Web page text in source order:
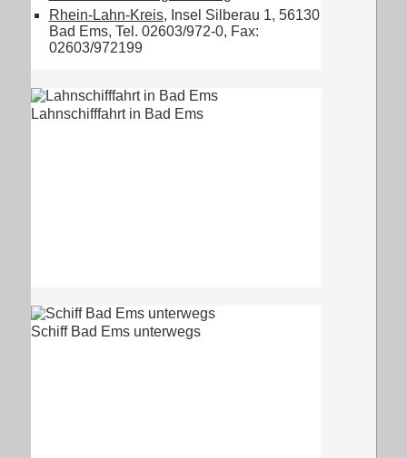
Rhein-Lahn-Kreis, Insel Silberau 1, 56130
Bad Ems, Tel. 02603/972-0, Fax:
02603/972199
Lahnschifffahrt in Bad Ems
Schiff Bad Ems unterwegs